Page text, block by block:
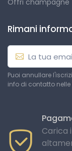
Rimani
Puoi annullare
info di contatto nelle
Carica